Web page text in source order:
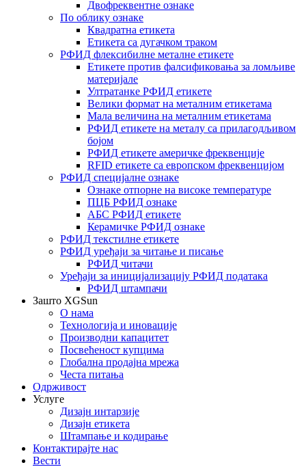
Двофреквентне ознаке
По облику ознаке
Квадратна етикета
Етикета са дугачком траком
РФИД флексибилне металне етикете
Етикете против фалсификовања за ломљиве
материјале
Ултратанке РФИД етикете
Велики формат на металним етикетама
Мала величина на металним етикетама
РФИД етикете на металу са прилагодљивом
бојом
РФИД етикете америчке фреквенције
RFID етикете са европском фреквенцијом
РФИД специјалне ознаке
Ознаке отпорне на високе температуре
ПЦБ РФИД ознаке
АБС РФИД етикете
Керамичке РФИД ознаке
РФИД текстилне етикете
РФИД уређаји за читање и писање
РФИД читачи
Уређаји за иницијализацију РФИД података
РФИД штампачи
Зашто XGSun
О нама
Технологија и иновације
Производни капацитет
Посвећеност купцима
Глобална продајна мрежа
Честа питања
Одрживост
Услуге
Дизајн интарзије
Дизајн етикета
Штампање и кодирање
Контактирајте нас
Вести